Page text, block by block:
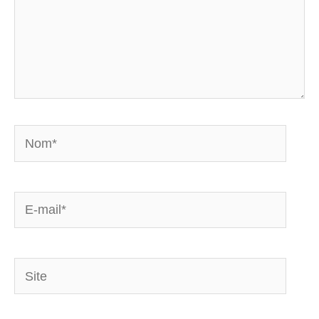
Nom*
E-
mail*
Site